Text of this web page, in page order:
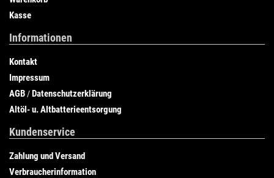
Kasse
Informationen
Kontakt
Impressum
AGB /Datenschutzerklärung
Altöl- u. Altbatterieentsorgung
Kundenservice
Zahlung und Versand
Verbraucherinformation